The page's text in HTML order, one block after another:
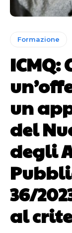
Formazione
ICMQ:
un
del
degli
36/
al